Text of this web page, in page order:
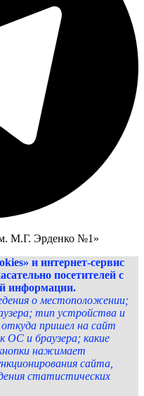
М.Г. Эрденко №1»
и интернет-сервис
посетителей с
информации.
о местоположении;
тип устройства и
откуда пришел на сайт
ОС и браузера; какие
нажимает
сайта,
статистических